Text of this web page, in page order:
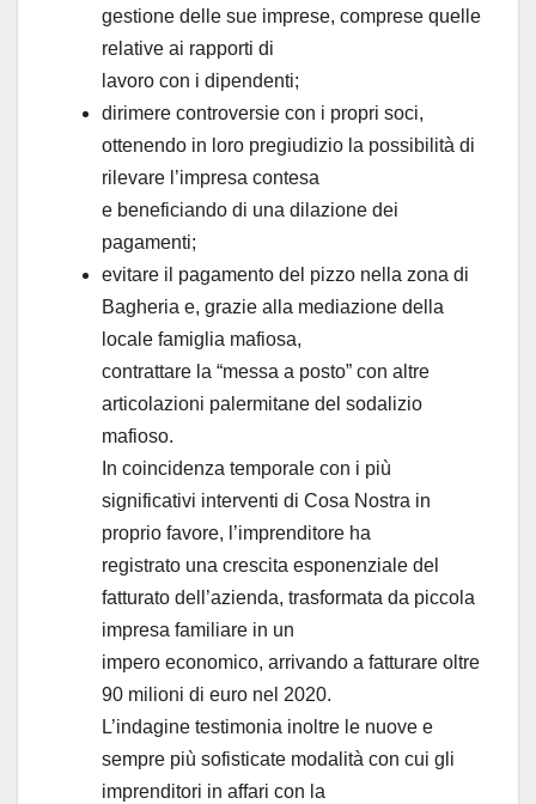
gestione delle sue imprese, comprese quelle
relative ai rapporti di
lavoro con i dipendenti;
dirimere controversie con i propri soci,
ottenendo in loro pregiudizio la possibilità di
rilevare l’impresa contesa
e beneficiando di una dilazione dei
pagamenti;
evitare il pagamento del pizzo nella zona di
Bagheria e, grazie alla mediazione della
locale famiglia mafiosa,
contrattare la “messa a posto” con altre
articolazioni palermitane del sodalizio
mafioso.
In coincidenza temporale con i più
significativi interventi di Cosa Nostra in
proprio favore, l’imprenditore ha
registrato una crescita esponenziale del
fatturato dell’azienda, trasformata da piccola
impresa familiare in un
impero economico, arrivando a fatturare oltre
90 milioni di euro nel 2020.
L’indagine testimonia inoltre le nuove e
sempre più sofisticate modalità con cui gli
imprenditori in affari con la